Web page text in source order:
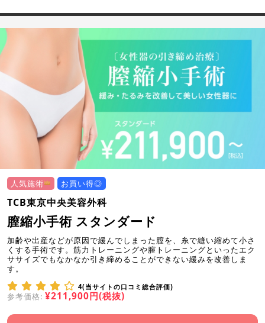
人気施術 お買い得◎
TCB東京中央美容外科
膣縮小手術 スタンダード
加齢や出産などが原因で緩んでしまった膣を、糸で縫い縮めて小さ
くする手術です。筋力トレーニングや膣トレーニングといったエク
ササイズでもなかなか引き締めることができない緩みを改善しま
す。
4(当サイトの口コミ総合評価)
参考価格: ¥211,900円(税抜)